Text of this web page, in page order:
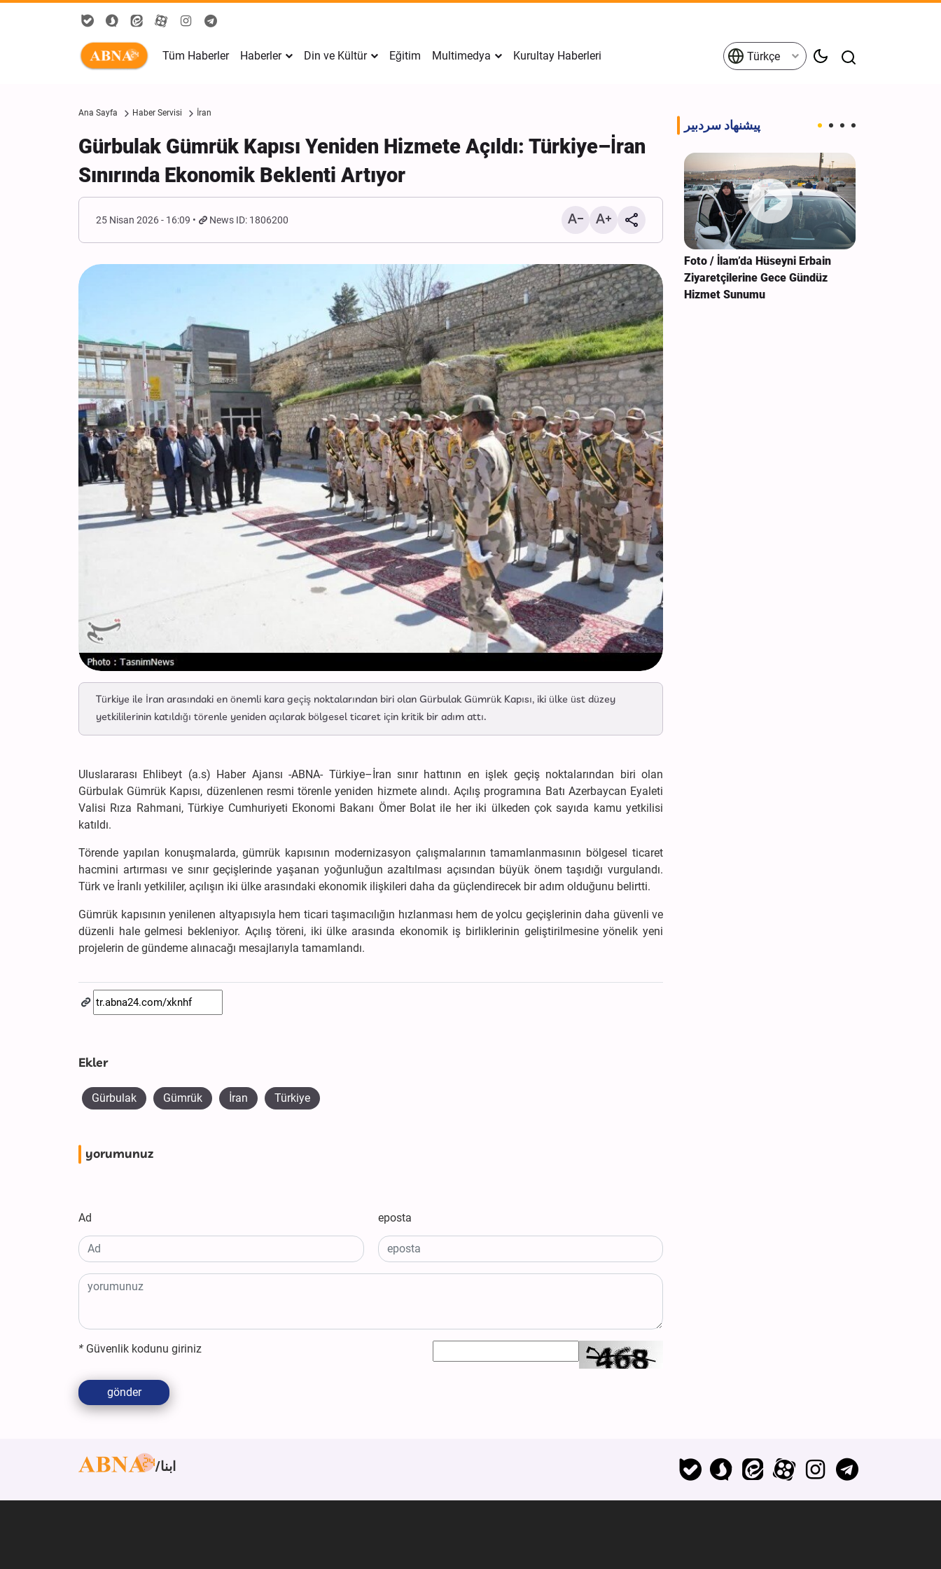
Tüm Haberler Haberler Din ve Kültür Eğitim Multimedya Kurultay Haberleri Türkçe
Ana Sayfa Haber Servisi İran
Gürbulak Gümrük Kapısı Yeniden Hizmete Açıldı: Türkiye–İran
Sınırında Ekonomik Beklenti Artıyor
25 Nisan 2026 - 16:09 News ID: 1806200
Türkiye ile İran arasındaki en önemli kara geçiş noktalarından biri olan Gürbulak Gümrük Kapısı, iki ülke üst düzey
yetkililerinin katıldığı törenle yeniden açılarak bölgesel ticaret için kritik bir adım attı.
Uluslararası Ehlibeyt (a.s) Haber Ajansı -ABNA- Türkiye–İran sınır hattının en işlek geçiş noktalarından biri olan
Gürbulak Gümrük Kapısı, düzenlenen resmi törenle yeniden hizmete alındı. Açılış programına Batı Azerbaycan Eyaleti
Valisi Rıza Rahmani, Türkiye Cumhuriyeti Ekonomi Bakanı Ömer Bolat ile her iki ülkeden çok sayıda kamu yetkilisi
katıldı.
Törende yapılan konuşmalarda, gümrük kapısının modernizasyon çalışmalarının tamamlanmasının bölgesel ticaret
hacmini artırması ve sınır geçişlerinde yaşanan yoğunluğun azaltılması açısından büyük önem taşıdığı vurgulandı.
Türk ve İranlı yetkililer, açılışın iki ülke arasındaki ekonomik ilişkileri daha da güçlendirecek bir adım olduğunu belirtti.
Gümrük kapısının yenilenen altyapısıyla hem ticari taşımacılığın hızlanması hem de yolcu geçişlerinin daha güvenli ve
düzenli hale gelmesi bekleniyor. Açılış töreni, iki ülke arasında ekonomik iş birliklerinin geliştirilmesine yönelik yeni
projelerin de gündeme alınacağı mesajlarıyla tamamlandı.
Ekler
Gürbulak Gümrük İran Türkiye
yorumunuz
Ad eposta
* Güvenlik kodunu giriniz
gönder
پیشنهاد سردبیر
İran’da Tekfirci Örgütlere Darbe: 4
Hücre Çökertildi, 15 Kişi
Gözaltına Alındı
Foto / İlam’da Hüseyni Erbain
Ziyaretçilerine Gece Gündüz
Hizmet Sunumu
ابنا